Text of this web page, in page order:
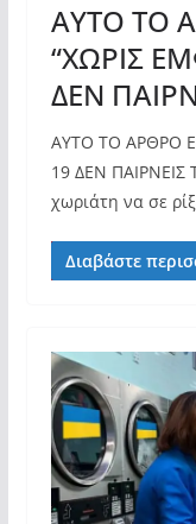
ΑΥΤΟ ΤΟ
“ΧΩΡΙΣ
ΔΕΝ
ΑΥΤΟ ΤΟ ΑΡΘΡΟ
19 ΔΕΝ ΠΑΙΡΝΕΙΣ
χωριάτη να σε
Διαβάστε